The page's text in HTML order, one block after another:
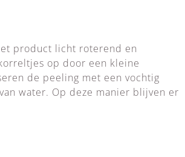
product licht roterend en
op door een kleine
de peeling met een vochtig
water. Op deze manier blijven er